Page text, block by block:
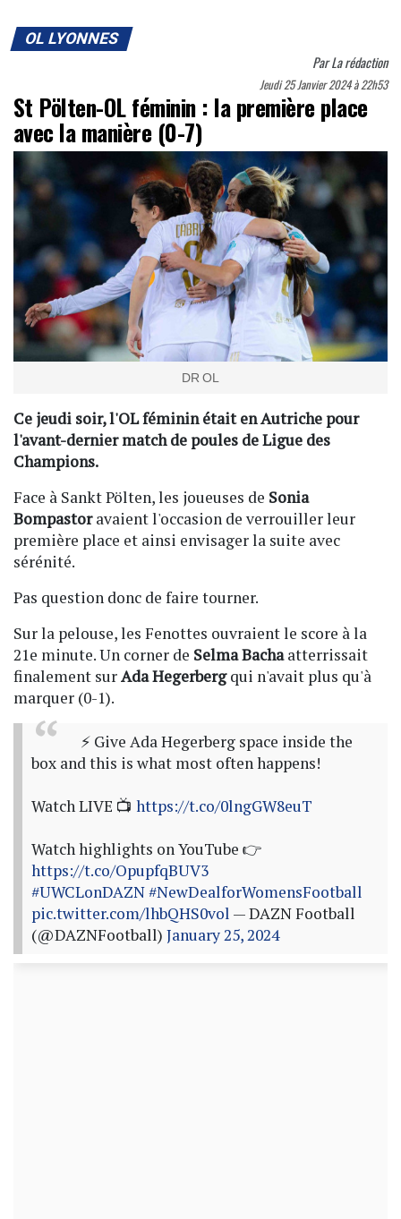
OL LYONNES
ParLa rédaction
Jeudi 25 Janvier 2024 à 22h53
St Pölten-OL féminin : la première place
avec la manière (0-7)
DR OL
Ce jeudi soir, l'OL féminin était en Autriche pour
l'avant-dernier match de poules de Ligue des
Champions.
Face à Sankt Pölten, les joueuses de Sonia
Bompastoravaient l'occasion de verrouiller leur
première place et ainsi envisager la suite avec
sérénité.
Pas question donc de faire tourner.
Sur la pelouse, les Fenottes ouvraient le score à la
21e minute. Un corner de Selma Bachaatterrissait
finalement surAda Hegerbergqui n'avait plus qu'à
marquer (0-1).
⚡ Give Ada Hegerberg space inside the
box and this is what most often happens!
Watch LIVE 📺 https://t.co/0lngGW8euT
Watch highlights on YouTube 👉
https://t.co/OpupfqBUV3
#UWCLonDAZN#NewDealforWomensFootball
pic.twitter.com/lhbQHS0vol — DAZN Football
(@DAZNFootball) January 25, 2024